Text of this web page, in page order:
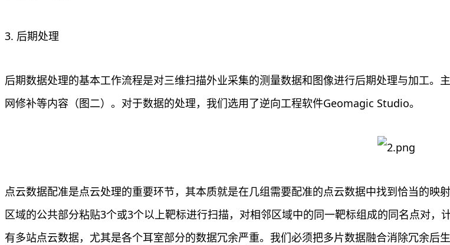
3. 后期处理
后期数据处理的基本工作流程是对三维扫描外业采集的测量数据和图像进行后期处理与加工
网修补等内容（图二）。对于数据的处理，我们选用了逆向工程软件Geomagic Studio。
点云数据配准是点云处理的重要环节，其本质就是在几组需要配准的点云数据中找到恰当的
区域的公共部分粘贴3个或3个以上靶标进行扫描，对相邻区域中的同一靶标组成的同名点对
有多站点云数据，尤其是各个耳室部分的数据冗余严重。我们必须把多片数据融合消除冗余